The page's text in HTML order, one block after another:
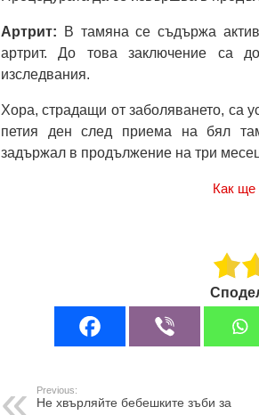
Артрит:
В тамяна се съдържа
артрит. До това заключение са
изследвания.
Хора, страдащи от заболяването, са
петия ден след приема на бял
задържал в продължение на три
Как ще
Previous:
Не хвърляйте бебешките зъби за